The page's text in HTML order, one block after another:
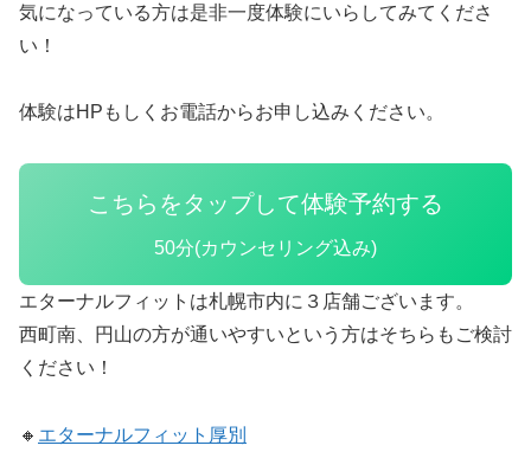
気になっている方は是非一度体験にいらしてみてくださ
い！
体験はHPもしくお電話からお申し込みください。
こちらをタップして体験予約する
50分(カウンセリング込み)
エターナルフィットは札幌市内に３店舗ございます。
西町南、円山の方が通いやすいという方はそちらもご検討
ください！
🔸 エターナルフィット厚別